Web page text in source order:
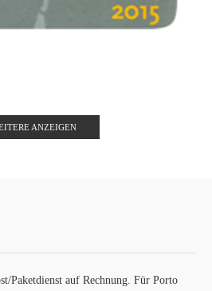
ANZEIGEN
Paketdienst auf Rechnung. Für Porto